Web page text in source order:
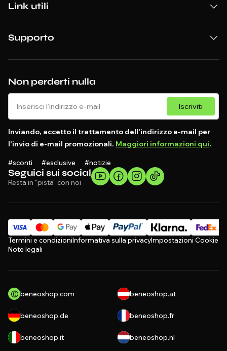
Seguici sui social
Resta in "pista" con noi
Non perderti nulla
Iscriviti
Inviando, accetto il trattamento dell'indirizzo e-mail per
l'invio di e-mail promozionali. Maggiori informazioni qui.
#sconti #esclusive #notizie
Link utili
Supporto
Termini e condizioniInformativa sulla privacyImpostazioni Cookie
Note legali
beneoshop.com beneoshop.at
beneoshop.de beneoshop.fr
beneoshop.it beneoshop.nl